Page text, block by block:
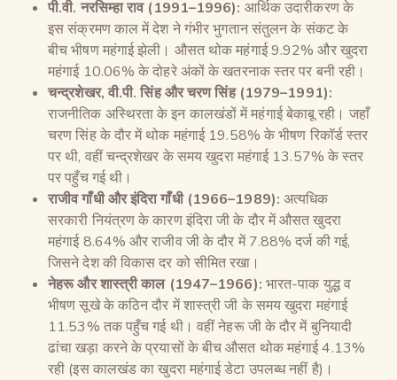
पी.वी. नरसिम्हा राव (1991–1996): आर्थिक उदारीकरण के
इस संक्रमण काल में देश ने गंभीर भुगतान संतुलन के संकट के
बीच भीषण महंगाई झेली। औसत थोक महंगाई 9.92% और खुदरा
महंगाई 10.06% के दोहरे अंकों के खतरनाक स्तर पर बनी रही।
चन्द्रशेखर, वी.पी. सिंह और चरण सिंह (1979–1991):
राजनीतिक अस्थिरता के इन कालखंडों में महंगाई बेकाबू रही। जहाँ
चरण सिंह के दौर में थोक महंगाई 19.58% के भीषण रिकॉर्ड स्तर
पर थी, वहीं चन्द्रशेखर के समय खुदरा महंगाई 13.57% के स्तर
पर पहुँच गई थी।
राजीव गाँधी और इंदिरा गाँधी (1966–1989): अत्यधिक
सरकारी नियंत्रण के कारण इंदिरा जी के दौर में औसत खुदरा
महंगाई 8.64% और राजीव जी के दौर में 7.88% दर्ज की गई,
जिसने देश की विकास दर को सीमित रखा।
नेहरू और शास्त्री काल (1947–1966): भारत-पाक युद्ध व
भीषण सूखे के कठिन दौर में शास्त्री जी के समय खुदरा महंगाई
11.53% तक पहुँच गई थी। वहीं नेहरू जी के दौर में बुनियादी
ढांचा खड़ा करने के प्रयासों के बीच औसत थोक महंगाई 4.13%
रही (इस कालखंड का खुदरा महंगाई डेटा उपलब्ध नहीं है)।